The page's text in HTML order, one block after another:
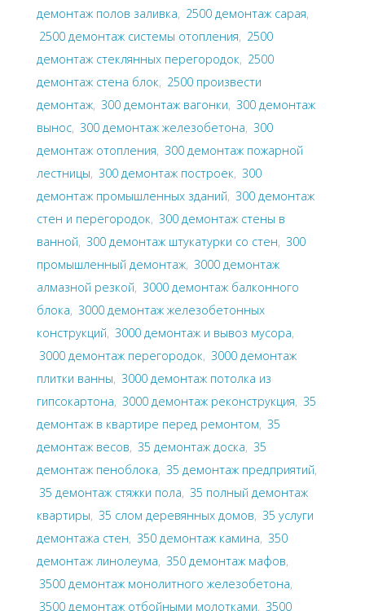
демонтаж полов заливка, 2500 демонтаж сарая,
2500 демонтаж системы отопления, 2500
демонтаж стеклянных перегородок, 2500
демонтаж стена блок, 2500 произвести
демонтаж, 300 демонтаж вагонки, 300 демонтаж
вынос, 300 демонтаж железобетона, 300
демонтаж отопления, 300 демонтаж пожарной
лестницы, 300 демонтаж построек, 300
демонтаж промышленных зданий, 300 демонтаж
стен и перегородок, 300 демонтаж стены в
ванной, 300 демонтаж штукатурки со стен, 300
промышленный демонтаж, 3000 демонтаж
алмазной резкой, 3000 демонтаж балконного
блока, 3000 демонтаж железобетонных
конструкций, 3000 демонтаж и вывоз мусора,
3000 демонтаж перегородок, 3000 демонтаж
плитки ванны, 3000 демонтаж потолка из
гипсокартона, 3000 демонтаж реконструкция, 35
демонтаж в квартире перед ремонтом, 35
демонтаж весов, 35 демонтаж доска, 35
демонтаж пеноблока, 35 демонтаж предприятий,
35 демонтаж стяжки пола, 35 полный демонтаж
квартиры, 35 слом деревянных домов, 35 услуги
демонтажа стен, 350 демонтаж камина, 350
демонтаж линолеума, 350 демонтаж мафов,
3500 демонтаж монолитного железобетона,
3500 демонтаж отбойными молотками, 3500